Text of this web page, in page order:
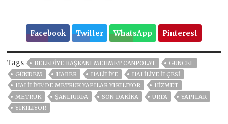
Facebook Twitter WhatsApp Pinterest
Tags BELEDIYE BAŞKANI MEHMET CANPOLAT
GÜNCEL
GÜNDEM
HABER HALILIYE
HALİLİYE İLÇESİ
HALİLİYE’DE METRUK YAPILAR YIKILIYOR
HİZMET
METRUK
ŞANLIURFA SON DAKIKA URFA
YAPILAR
YIKILIYOR